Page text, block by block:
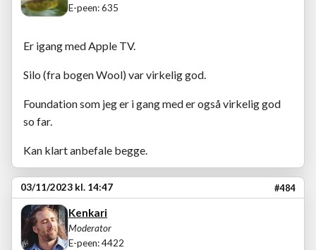
E-peen: 635
Er igang med Apple TV.
Silo (fra bogen Wool) var virkelig god.
Foundation som jeg er i gang med er også virkelig god
so far.
Kan klart anbefale begge.
03/11/2023 kl. 14:47 #484
Kenkari
Moderator
E-peen: 4422